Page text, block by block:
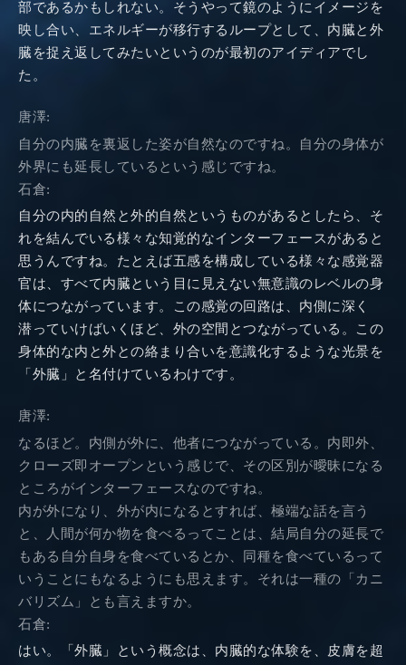
部であるかもしれない。そうやって鏡のようにイメージを
映し合い、エネルギーが移行するループとして、内臓と外
臓を捉え返してみたいというのが最初のアイディアでし
た。
唐澤:
自分の内臓を裏返した姿が自然なのですね。自分の身体が
外界にも延長しているという感じですね。
石倉:
自分の内的自然と外的自然というものがあるとしたら、そ
れを結んでいる様々な知覚的なインターフェースがあると
思うんですね。たとえば五感を構成している様々な感覚器
官は、すべて内臓という目に見えない無意識のレベルの身
体につながっています。この感覚の回路は、内側に深く
潜っていけばいくほど、外の空間とつながっている。この
身体的な内と外との絡まり合いを意識化するような光景を
「外臓」と名付けているわけです。
唐澤:
なるほど。内側が外に、他者につながっている。内即外、
クローズ即オープンという感じで、その区別が曖昧になる
ところがインターフェースなのですね。
内が外になり、外が内になるとすれば、極端な話を言う
と、人間が何か物を食べるってことは、結局自分の延長で
もある自分自身を食べているとか、同種を食べているって
いうことにもなるようにも思えます。それは一種の「カニ
バリズム」とも言えますか。
石倉:
はい。「外臓」という概念は、内臓的な体験を、皮膚を超